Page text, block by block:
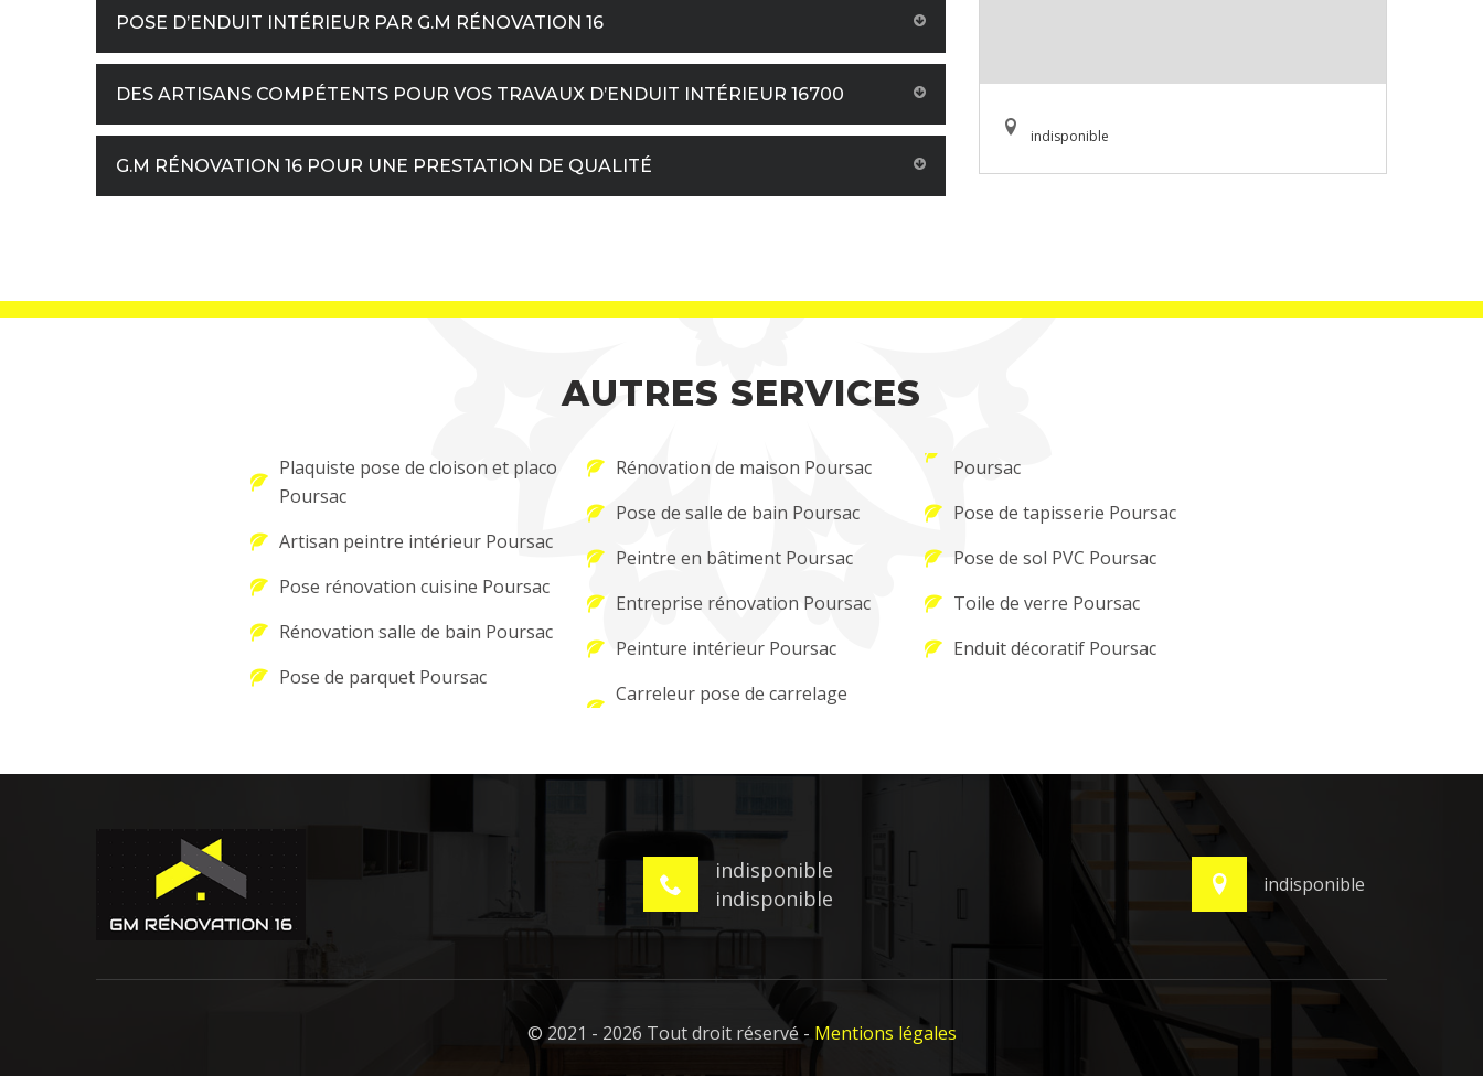
POSE D’ENDUIT INTÉRIEUR PAR G.M RÉNOVATION 16
DES ARTISANS COMPÉTENTS POUR VOS TRAVAUX D’ENDUIT INTÉRIEUR 16700
G.M RÉNOVATION 16 POUR UNE PRESTATION DE QUALITÉ
indisponible
AUTRES SERVICES
Plaquiste pose de cloison et placo
Poursac
Artisan peintre intérieur Poursac
Pose rénovation cuisine Poursac
Rénovation salle de bain Poursac
Pose de parquet Poursac
Rénovation de maison Poursac
Pose de salle de bain Poursac
Peintre en bâtiment Poursac
Entreprise rénovation Poursac
Peinture intérieur Poursac
Carreleur pose de carrelage
Poursac
Pose de tapisserie Poursac
Pose de sol PVC Poursac
Toile de verre Poursac
Enduit décoratif Poursac
indisponible
indisponible
indisponible
© 2021 - 2026 Tout droit réservé - Mentions légales